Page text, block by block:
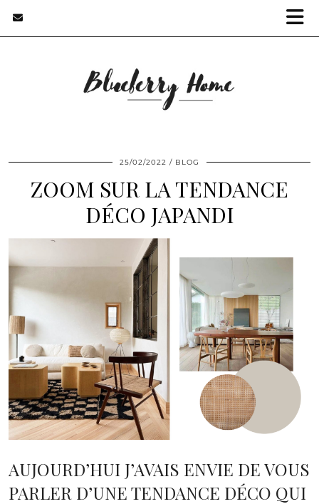
25/02/2022 BLOG
ZOOM SUR LA TENDANCE
DÉCO JAPANDI
AUJOURD’HUI J’AVAIS ENVIE DE VOUS
PARLER D’UNE TENDANCE DÉCO QUI